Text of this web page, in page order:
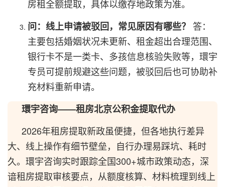
房租全额提取，具体以缴存地政策为准。
问：线上申请被驳回，常见原因有哪些？ 答：
主要包括婚姻状况未更新、租金超出合理范围、
银行卡不是一类卡、多孩信息核验失败等，環宇
专员可提前规避这些问题，被驳回后也可协助补
充材料重新申请。
環宇咨询——租房北京公积金提取代办
2026年租房提取新政虽便捷，但各地执行差异
大、线上操作有细节壁垒，自行办理易踩坑、耗时
久。環宇咨询实时跟踪全国300+城市政策动态，深
谙租房提取审核要点，从额度核算、材料梳理到线上